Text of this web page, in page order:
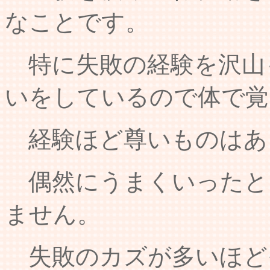
なことです。
特に失敗の経験を沢
いをしているので体で
経験ほど尊いものは
偶然にうまくいった
ません。
失敗のカズが多いほ